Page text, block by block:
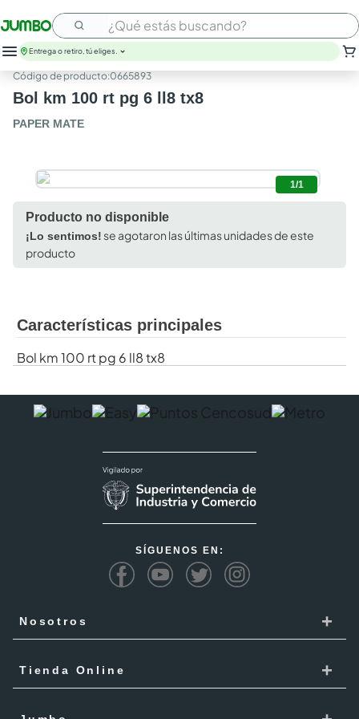
¿Qué estás buscando?
Entrega o retiro, tú eliges.
:0665893
Bol km 100 rt pg 6 ll8 tx8
PAPER MATE
1/1
Producto no disponible
¡Lo sentimos!se agotaron las últimas unidades de este
producto
Características principales
Bol km 100 rt pg 6 ll8 tx8
SÍGUENOS EN:
Nosotros +
Responsabilidad Social
Tienda Online +